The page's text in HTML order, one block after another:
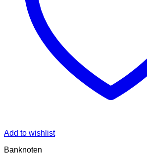
Add to wishlist
Banknoten